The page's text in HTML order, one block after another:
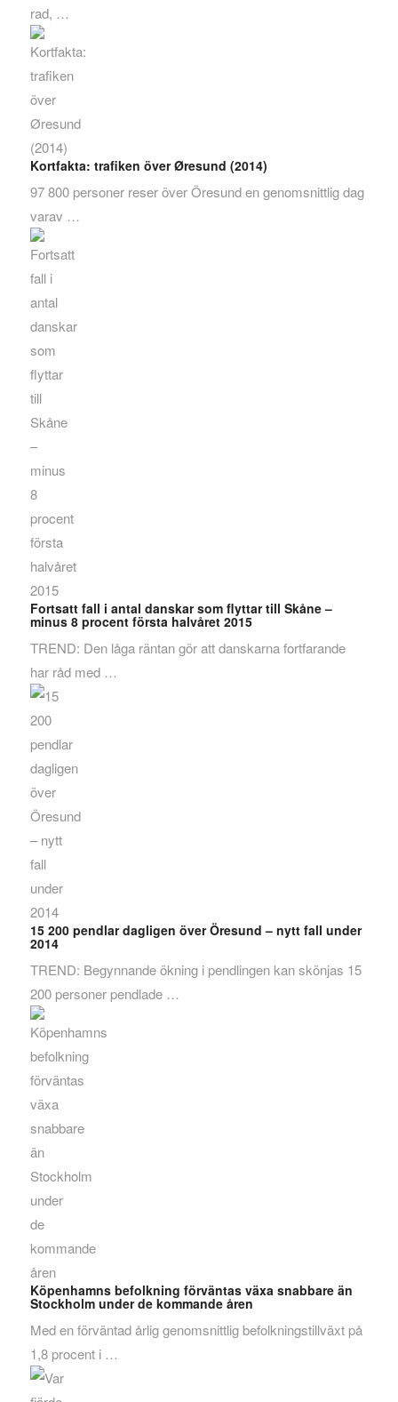
rad, …
Kortfakta: trafiken över Øresund (2014)
97 800 personer reser över Öresund en genomsnittlig dag
varav …
Fortsatt fall i antal danskar som flyttar till Skåne –
minus 8 procent första halvåret 2015
TREND: Den låga räntan gör att danskarna fortfarande
har råd med …
15 200 pendlar dagligen över Öresund – nytt fall under
2014
TREND: Begynnande ökning i pendlingen kan skönjas 15
200 personer pendlade …
Köpenhamns befolkning förväntas växa snabbare än
Stockholm under de kommande åren
Med en förväntad årlig genomsnittlig befolkningstillväxt på
1,8 procent i …